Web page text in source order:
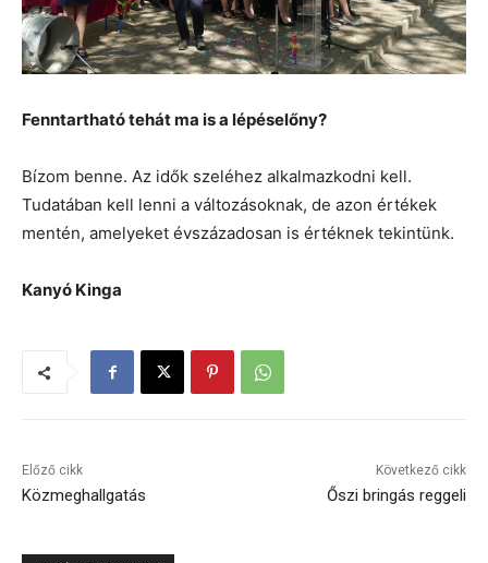
Fenntartható tehát ma is a lépéselőny?
Bízom benne. Az idők szeléhez alkalmazkodni kell.
Tudatában kell lenni a változásoknak, de azon értékek
mentén, amelyeket évszázadosan is értéknek tekintünk.
Kanyó Kinga
Előző cikk
Közmeghallgatás
Következő cikk
Őszi bringás reggeli